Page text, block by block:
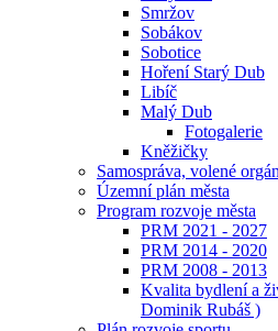
Smržov
Sobákov
Sobotice
Hoření Starý Dub
Libíč
Malý Dub
Fotogalerie
Kněžičky
Samospráva, volené
Územní plán města
Program rozvoje města
PRM 2021 - 2027
PRM 2014 - 2020
PRM 2008 - 2013
Kvalita bydlení a
Dominik Rubáš )